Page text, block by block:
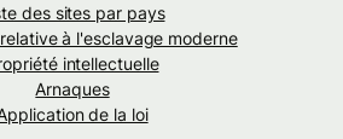
des sites par pays
à l'esclavage moderne
intellectuelle
Arnaques
de la loi